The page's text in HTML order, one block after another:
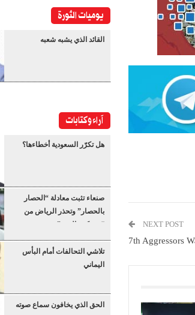
NEXT POST
7th Aggressors
يوميات الثورة
القائد الذي يشبه شعبه
آراء وكتابات
هل تكرّر السعودية أخطاءها؟
صنعاء تثبت معادلة “الحصار
بالحصار” وتحذر الرياض من
“عسكرة البحر”
تلاشي التحالفات أمام البأس
اليماني
الحق الذي يخافون سماع صوته